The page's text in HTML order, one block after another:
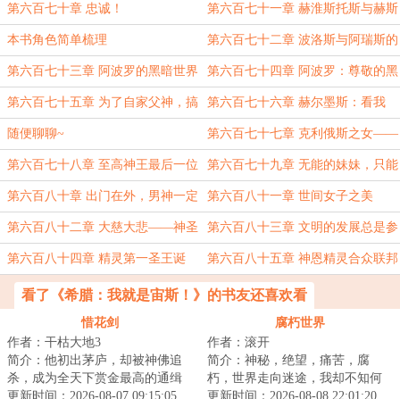
之伟力！ 啦！
第六百七十章 忠诚！ 第六百七十一章 赫淮斯托斯与赫斯
提俄斯的世界
本书角色简单梳理 第六百七十二章 波洛斯与阿瑞斯的
世界
第六百七十三章 阿波罗的黑暗世界 第六百七十四章 阿波罗：尊敬的黑
夜女神，我想给您养老！
第六百七十五章 为了自家父神，搞
仙侠！
第六百七十六章 赫尔墨斯：看我
搞“新洪荒仙侠”！（月底求月票~）
随便聊聊~ 第六百七十七章 克利俄斯之女——
艾斯特莱雅
第六百七十八章 至高神王最后一位
高贵妻子
第六百七十九章 无能的妹妹，只能
姊姊帮你了！
第六百八十章 出门在外，男神一定
要保护好自己！
第六百八十一章 世间女子之美
第六百八十二章 大慈大悲——神圣
帕西提亚！
第六百八十三章 文明的发展总是参
差不齐
第六百八十四章 精灵第一圣王诞
生！
第六百八十五章 神恩精灵合众联邦
王国
看了《希腊：我就是宙斯！》的书友还喜欢看
惜花剑
作者：干枯大地3
简介：他初出茅庐，却被神佛追
杀，成为全天下赏金最高的通缉
犯。他本心善良，却遭小人诬
更新时间：2026-08-07 09:15:05
腐朽世界
作者：滚开
简介：神秘，绝望，痛苦，腐
朽，世界走向迷途，我却不知何
去何从。来到一个正在走向末路
更新时间：2026-08-08 22:01:20